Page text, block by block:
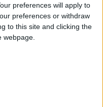
preferences will apply to
preferences or withdraw
to this site and clicking the
webpage.